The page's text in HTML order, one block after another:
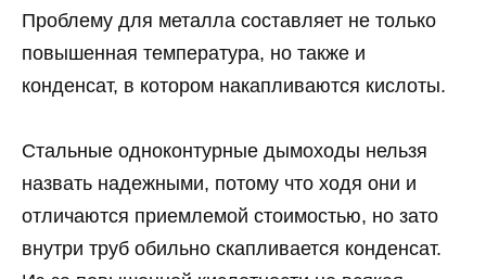
Проблему для металла составляет не только
повышенная температура, но также и
конденсат, в котором накапливаются кислоты.
Стальные одноконтурные дымоходы нельзя
назвать надежными, потому что ходя они и
отличаются приемлемой стоимостью, но зато
внутри труб обильно скапливается конденсат.